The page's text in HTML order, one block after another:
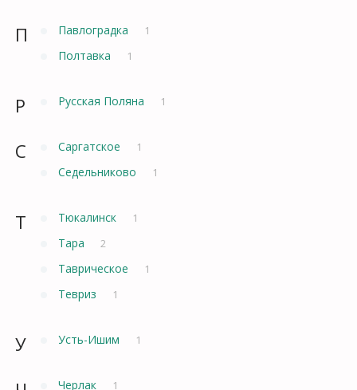
П Павлоградка 1
Полтавка 1
Р Русская Поляна 1
С Саргатское 1
Седельниково 1
Т Тюкалинск 1
Тара 2
Таврическое 1
Тевриз 1
У Усть-Ишим 1
Черлак 1